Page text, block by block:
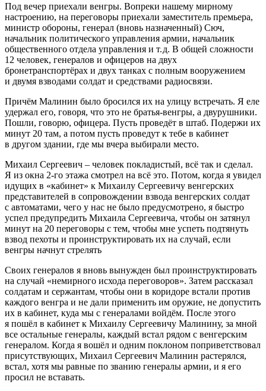
Под вечер приехали венгры. Вопреки нашему мирному
настроению, на переговоры приехали заместитель премьера,
министр обороны, генерал (вновь назначенный) Сюч,
начальник политического управления армии, начальник
общественного отдела управления и т. д. В общей сложности
12 человек, генералов и офицеров на двух
бронетранспортёрах и двух танках с полным вооружением
и двумя взводами солдат и средствами радиосвязи.
Причём Малинин было бросился их на улицу встречать. Я еле
удержал его, говоря, что это не братья-венгры, а двурушники.
Пошли, говорю, офицера. Пусть проведёт в штаб. Подержи их
минут 20 там, а потом пусть проведут к тебе в кабинет
в другом здании, где мы вчера выбирали место.
Михаил Сергеевич – человек покладистый, всё так и сделал.
Я из окна 2-го этажа смотрел на всё это. Потом, когда я увидел
идущих в «кабинет» к Михаилу Сергеевичу венгерских
представителей в сопровождении взвода венгерских солдат
с автоматами, чего у нас не было предусмотрено, я быстро
успел предупредить Михаила Сергеевича, чтобы он затянул
минут на 20 переговоры с тем, чтобы мне успеть подтянуть
взвод пехоты и проинструктировать их на случай, если
венгры начнут стрелять
Своих генералов я вновь вынужден был проинструктировать
на случай «немирного исхода переговоров». Затем рассказал
солдатам и сержантам, чтобы они в коридоре встали против
каждого венгра и не дали применить им оружие, не допустить
их в кабинет, куда мы с генералами войдём. После этого
я пошёл в кабинет к Михаилу Сергеевичу Малинину, за мной
все остальные генералы, каждый встал рядом с венгерским
генералом. Когда я вошёл и одним поклоном поприветствовал
присутствующих, Михаил Сергеевич Малинин растерялся,
встал, хотя мы равные по званию генералы армии, и я его
просил не вставать.